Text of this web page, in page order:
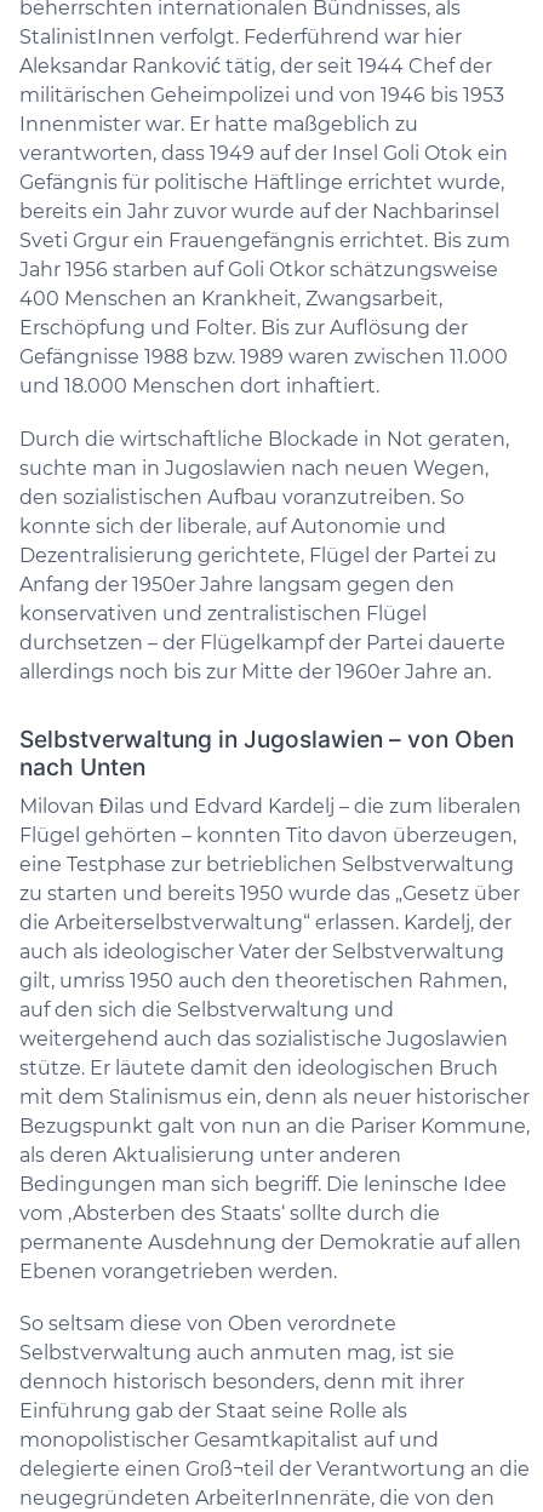
beherrschten internationalen Bündnisses, als
StalinistInnen verfolgt. Federführend war hier
Aleksandar Ranković tätig, der seit 1944 Chef der
militärischen Geheimpolizei und von 1946 bis 1953
Innenmister war. Er hatte maßgeblich zu
verantworten, dass 1949 auf der Insel Goli Otok ein
Gefängnis für politische Häftlinge errichtet wurde,
bereits ein Jahr zuvor wurde auf der Nachbarinsel
Sveti Grgur ein Frauengefängnis errichtet. Bis zum
Jahr 1956 starben auf Goli Otkor schätzungsweise
400 Menschen an Krankheit, Zwangsarbeit,
Erschöpfung und Folter. Bis zur Auflösung der
Gefängnisse 1988 bzw. 1989 waren zwischen 11.000
und 18.000 Menschen dort inhaftiert.
Durch die wirtschaftliche Blockade in Not geraten,
suchte man in Jugoslawien nach neuen Wegen,
den sozialistischen Aufbau voranzutreiben. So
konnte sich der liberale, auf Autonomie und
Dezentralisierung gerichtete, Flügel der Partei zu
Anfang der 1950er Jahre langsam gegen den
konservativen und zentralistischen Flügel
durchsetzen – der Flügelkampf der Partei dauerte
allerdings noch bis zur Mitte der 1960er Jahre an.
Selbstverwaltung in Jugoslawien – von Oben
nach Unten
Milovan Đilas und Edvard Kardelj – die zum liberalen
Flügel gehörten – konnten Tito davon überzeugen,
eine Testphase zur betrieblichen Selbstverwaltung
zu starten und bereits 1950 wurde das „Gesetz über
die Arbeiterselbstverwaltung“ erlassen. Kardelj, der
auch als ideologischer Vater der Selbstverwaltung
gilt, umriss 1950 auch den theoretischen Rahmen,
auf den sich die Selbstverwaltung und
weitergehend auch das sozialistische Jugoslawien
stütze. Er läutete damit den ideologischen Bruch
mit dem Stalinismus ein, denn als neuer historischer
Bezugspunkt galt von nun an die Pariser Kommune,
als deren Aktualisierung unter anderen
Bedingungen man sich begriff. Die leninsche Idee
vom ‚Absterben des Staats‘ sollte durch die
permanente Ausdehnung der Demokratie auf allen
Ebenen vorangetrieben werden.
So seltsam diese von Oben verordnete
Selbstverwaltung auch anmuten mag, ist sie
dennoch historisch besonders, denn mit ihrer
Einführung gab der Staat seine Rolle als
monopolistischer Gesamtkapitalist auf und
delegierte einen Groß¬teil der Verantwortung an die
neugegründeten ArbeiterInnenräte, die von den